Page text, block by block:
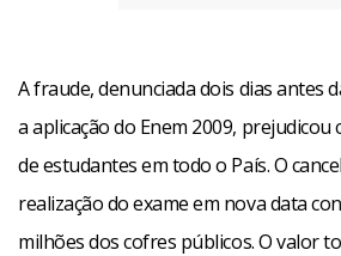
A fraude, denunciada dois dias antes
a aplicação do Enem 2009, prejudicou
de estudantes em todo o País. O
realização do exame em nova data
milhões dos cofres públicos. O valor